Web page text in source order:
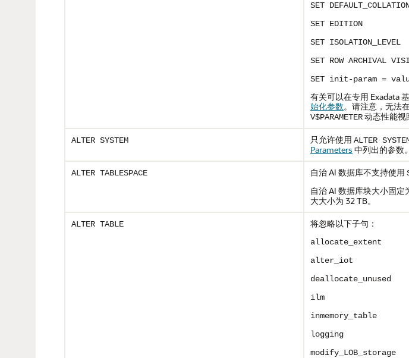
SET
SET EDITION
SET ISOLATION_LEVEL
SET ROW ARCHIVAL
SET init-param =
有关可以在专用 Exadata
始化参数。请注意，无法
V$PARAMETER动态性能视
ALTER SYSTEM 只允许使用 ALTER
Parameters 中列出的参数。
ALTER TABLESPACE 自治 AI 数据库不支持使用
自治 AI 数据库块大小固定
大大小为 32 TB。
ALTER TABLE 将忽略以下子句：
allocate_extent
alter_iot
deallocate_unused
ilm
inmemory_table
logging
modify_LOB_storage